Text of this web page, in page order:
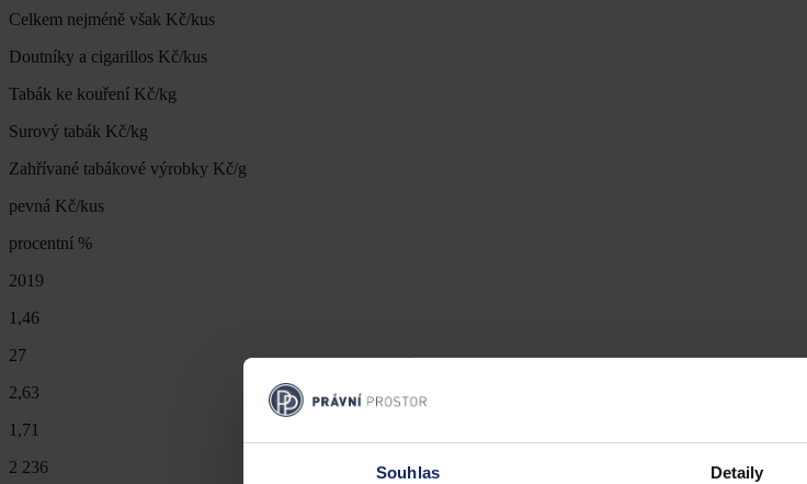
Souhlas Detaily
Celkem nejméně však Kč/kus
Doutníky a cigarillos Kč/kus
Tabák ke kouření Kč/kg
Surový tabák Kč/kg
Zahřívané tabákové výrobky Kč/g
pevná Kč/kus
procentní %
2019
1,46
27
2,63
1,71
2 236